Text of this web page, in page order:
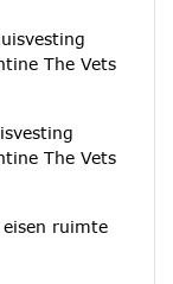
The Vets
The Vets
ruimte